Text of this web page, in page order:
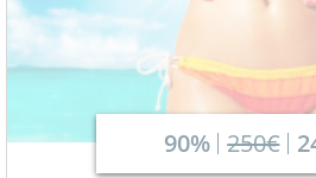
90% 250€